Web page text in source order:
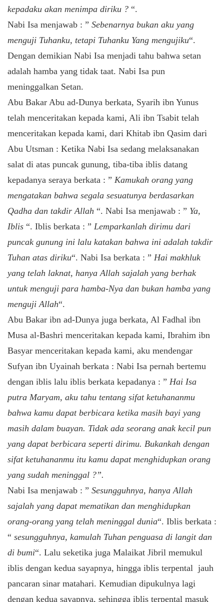
kepadaku akan menimpa diriku ? “.
Nabi Isa menjawab : ” Sebenarnya bukan aku yang
menguji Tuhanku, tetapi Tuhanku Yang mengujiku“.
Dengan demikian Nabi Isa menjadi tahu bahwa setan
adalah hamba yang tidak taat. Nabi Isa pun
meninggalkan Setan.
Abu Bakar Abu ad-Dunya berkata, Syarih ibn Yunus
telah menceritakan kepada kami, Ali ibn Tsabit telah
menceritakan kepada kami, dari Khitab ibn Qasim dari
Abu Utsman : Ketika Nabi Isa sedang melaksanakan
salat di atas puncak gunung, tiba-tiba iblis datang
kepadanya seraya berkata : ” Kamukah orang yang
mengatakan bahwa segala sesuatunya berdasarkan
Qadha dan takdir Allah “. Nabi Isa menjawab : ” Ya,
Iblis “. Iblis berkata : ” Lemparkanlah dirimu dari
puncak gunung ini lalu katakan bahwa ini adalah takdir
Tuhan atas diriku“. Nabi Isa berkata : ” Hai makhluk
yang telah laknat, hanya Allah sajalah yang berhak
untuk menguji para hamba-Nya dan bukan hamba yang
menguji Allah“.
Abu Bakar ibn ad-Dunya juga berkata, Al Fadhal ibn
Musa al-Bashri menceritakan kepada kami, Ibrahim ibn
Basyar menceritakan kepada kami, aku mendengar
Sufyan ibn Uyainah berkata : Nabi Isa pernah bertemu
dengan iblis lalu iblis berkata kepadanya : ” Hai Isa
putra Maryam, aku tahu tentang sifat ketuhananmu
bahwa kamu dapat berbicara ketika masih bayi yang
masih dalam buayan. Tidak ada seorang anak kecil pun
yang dapat berbicara seperti dirimu. Bukankah dengan
sifat ketuhananmu itu kamu dapat menghidupkan orang
yang sudah meninggal ?”.
Nabi Isa menjawab : ” Sesungguhnya, hanya Allah
sajalah yang dapat mematikan dan menghidupkan
orang-orang yang telah meninggal dunia“. Iblis berkata :
“ sesungguhnya, kamulah Tuhan penguasa di langit dan
di bumi“. Lalu seketika juga Malaikat Jibril memukul
iblis dengan kedua sayapnya, hingga iblis terpental jauh
pancaran sinar matahari. Kemudian dipukulnya lagi
dengan kedua sayapnya, sehingga iblis terpental masuk